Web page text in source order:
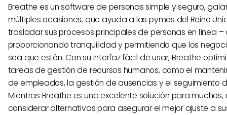
Breathe es un software de personas simple y seguro,
múltiples ocasiones, que ayuda a las pymes del Reino
trasladar sus procesos principales de personas en línea
proporcionando tranquilidad y permitiendo que los
sea que estén. Con su interfaz fácil de usar, Breathe
tareas de gestión de recursos humanos, como el
de empleados, la gestión de ausencias y el seguimiento
Mientras Breathe es una excelente solución para muchos,
considerar alternativas para asegurar el mejor ajuste a